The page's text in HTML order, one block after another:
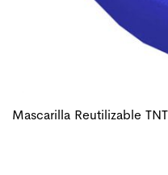
Mascarilla Reutilizable